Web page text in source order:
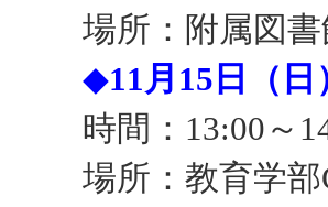
場所：附属図
◆11月15日（
時間：13:00～
場所：教育学